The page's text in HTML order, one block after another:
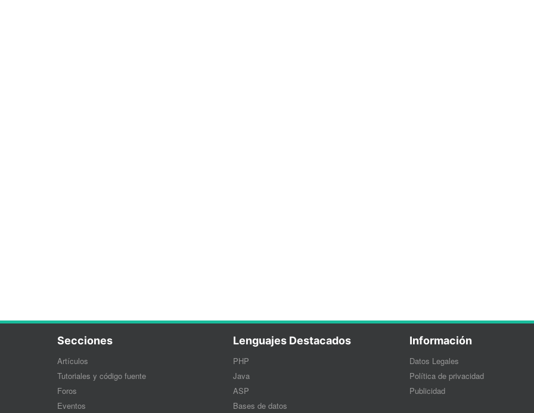
Secciones
Artículos
Tutoriales y código fuente
Foros
Eventos
Lenguajes Destacados
PHP
Java
ASP
Bases de datos
Información
Datos Legales
Política de privacidad
Publicidad